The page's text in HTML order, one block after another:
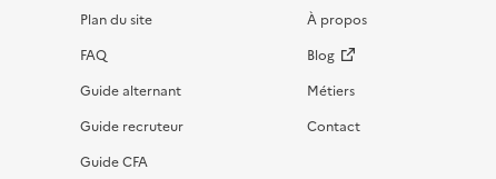
Plan du site
FAQ
Guide alternant
Guide recruteur
Guide CFA
À propos
Blog
Métiers
Contact